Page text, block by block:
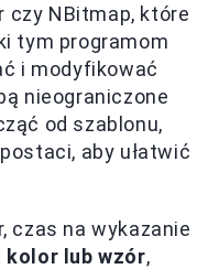
czy NBitmap, które
tym programom
i modyfikować
nieograniczone
od szablonu,
aby ułatwić
czas na wykazanie
kolor lub wzór,